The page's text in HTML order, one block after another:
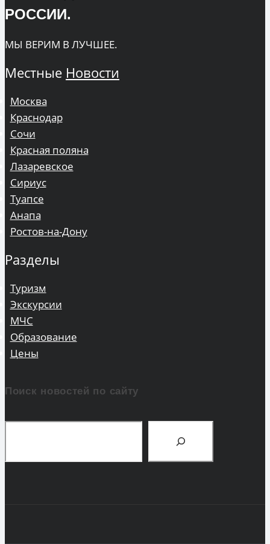
РОССИИ.
МЫ ВЕРИМ В ЛУЧШЕЕ.
Местные Новости
Москва
Краснодар
Сочи
Красная поляна
Лазаревское
Сириус
Туапсе
Анапа
Ростов-на-Дону
Разделы
Туризм
Экскурсии
МЧС
Образование
Цены
Поиск новостей по сайту